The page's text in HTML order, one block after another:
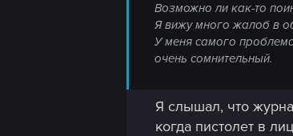
Возможно ли как-то
Я вижу много жалоб в
У меня самого
очень сомнительный.
Я слышал, что
когда пистолет в